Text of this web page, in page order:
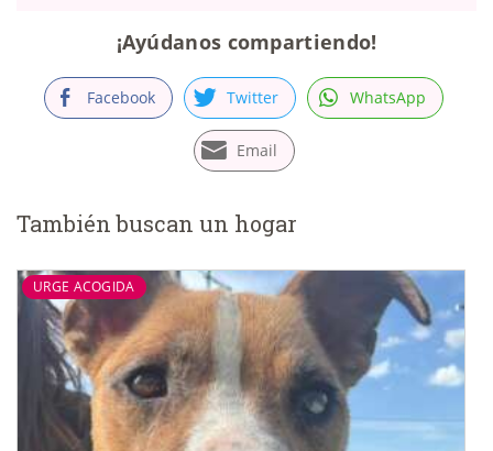
¡Ayúdanos compartiendo!
Facebook Twitter WhatsApp
Email
También buscan un hogar
URGE ACOGIDA